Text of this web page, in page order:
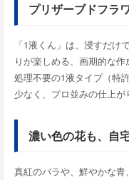
プリザーブドフラ
「1液くん」は、浸すだ
りが楽しめる、画期的な
処理不要の1液タイプ（特
少なく、プロ並みの仕上が
濃い色の花も、自
真紅のバラや、鮮やかな